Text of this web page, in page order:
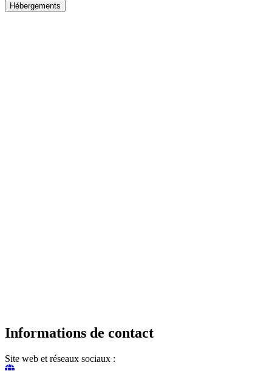
Hébergements
Informations de contact
Site web et réseaux sociaux :